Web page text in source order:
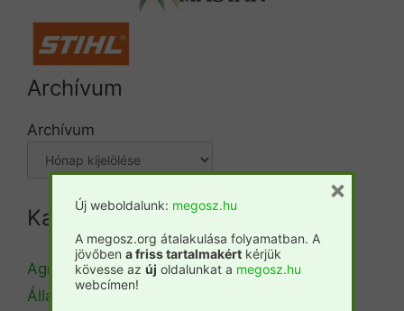
Archívum
Archívum
Kategóriák
Agrárminisztérium
Állásbörze
Új weboldalunk: megosz.hu
A megosz.org átalakulása folyamatban. A
jövőben a friss tartalmakért kérjük
kövesse az új oldalunkat a megosz.hu
webcímen!
×